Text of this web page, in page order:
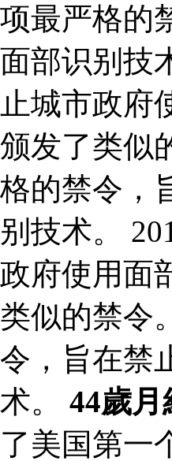
项最严格的
面部识别技
止城市政府
颁发了类似
格的禁令，
别技术。
政府使用面
类似的禁令
令，旨在禁
术。 44歲
了美国第一